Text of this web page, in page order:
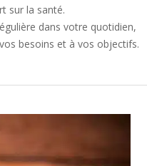
sur la santé.
dans votre quotidien,
besoins et à vos objectifs.